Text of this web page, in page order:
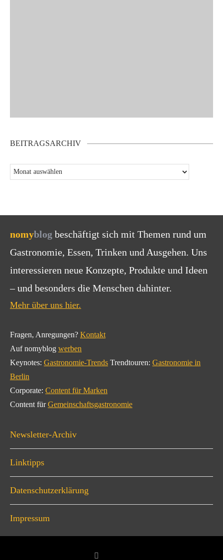
BEITRAGSARCHIV
nomyblog beschäftigt sich mit Themen rund um
Gastronomie, Essen, Trinken und Ausgehen. Uns
interessieren neue Konzepte, Produkte und Ideen
– und besonders die Menschen dahinter.
Mehr über uns hier.
Fragen, Anregungen? Kontakt
Auf nomyblog werben
Keynotes: Gastronomie-Trends Trendtouren: Gastronomie in
Berlin
Corporate: Content für Marken
Content fürGemeinschaftsgastronomie
Newsletter-Archiv
Linktipps
Datenschutzerklärung
Impressum